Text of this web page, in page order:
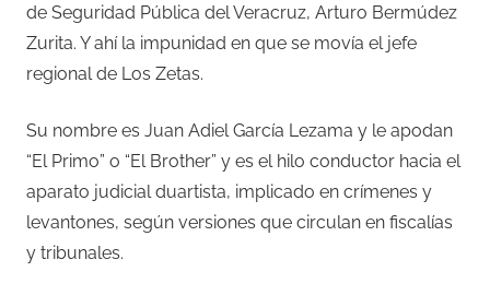
de Seguridad Pública del Veracruz, Arturo Bermúdez
Zurita. Y ahí la impunidad en que se movía el jefe
regional de Los Zetas.
Su nombre es Juan Adiel García Lezama y le apodan
“El Primo” o “El Brother” y es el hilo conductor hacia el
aparato judicial duartista, implicado en crímenes y
levantones, según versiones que circulan en fiscalías
y tribunales.